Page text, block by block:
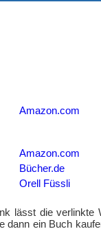
Amazon.com
Amazon.com
Bücher.de
Orell Füssli
lässt die verlinkte
dann ein Buch